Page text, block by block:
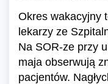
Okres wakacyjny
lekarzy ze
Na SOR-ze przy
maja obserwują
pacjentów.